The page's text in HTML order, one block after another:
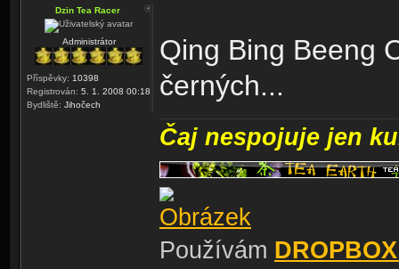
Dzin Tea Racer
Administrátor
Příspěvky: 10398
Registrován: 5. 1. 2008 00:18
Bydliště: Jihočech
Qing Bing Beeng
černých...
Čaj nespojuje jen
Používám